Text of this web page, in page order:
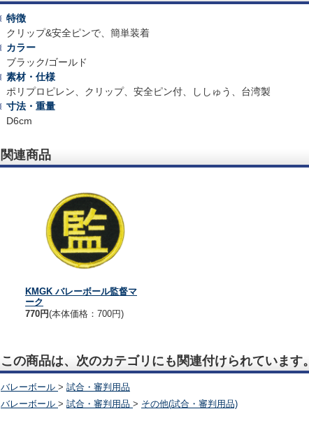
特徴
クリップ&安全ピンで、簡単装着
カラー
ブラック/ゴールド
素材・仕様
ポリプロピレン、クリップ、安全ピン付、ししゅう、台湾製
寸法・重量
D6cm
関連商品
KMGK バレーボール監督マ
ーク
770円(本体価格：700円)
この商品は、次のカテゴリにも関連付けられています。
バレーボール > 試合・審判用品
バレーボール > 試合・審判用品 > その他(試合・審判用品)